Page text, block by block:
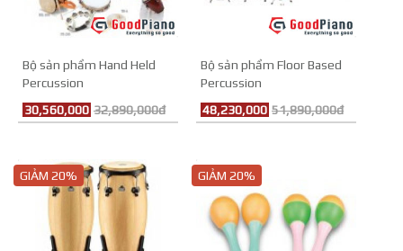
Bộ sản phẩm Hand Held
Percussion
30,560,000 32,890,000đ
Bộ sản phẩm Floor Based
Percussion
48,230,000 51,890,000đ
GIẢM 20% GIẢM 20%